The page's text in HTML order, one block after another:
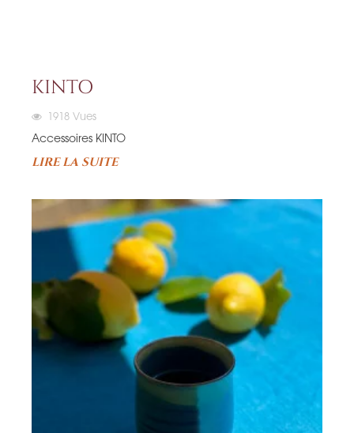
KINTO
1918 Vues
Accessoires KINTO
LIRE LA SUITE